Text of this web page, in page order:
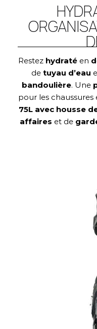
Restez hydraté en
de tuyau d’eau
bandoulière. Une
pour les chaussures
75L avec housse
affaires et de